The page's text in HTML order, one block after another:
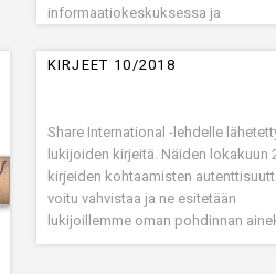
informaatiokeskuksessa ja
ja josta oli vahvistettu, että hän
KIRJEET 10/2018
Share International -lehdelle
lukijoiden kirjeitä. Näiden lokakuun
kirjeiden kohtaamisten
voitu vahvistaa ja ne esitetään
lukijoillemme oman pohdinnan